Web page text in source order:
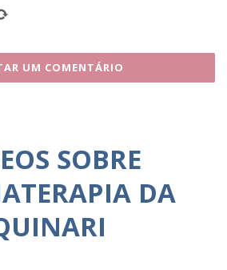
SOBRE
DA